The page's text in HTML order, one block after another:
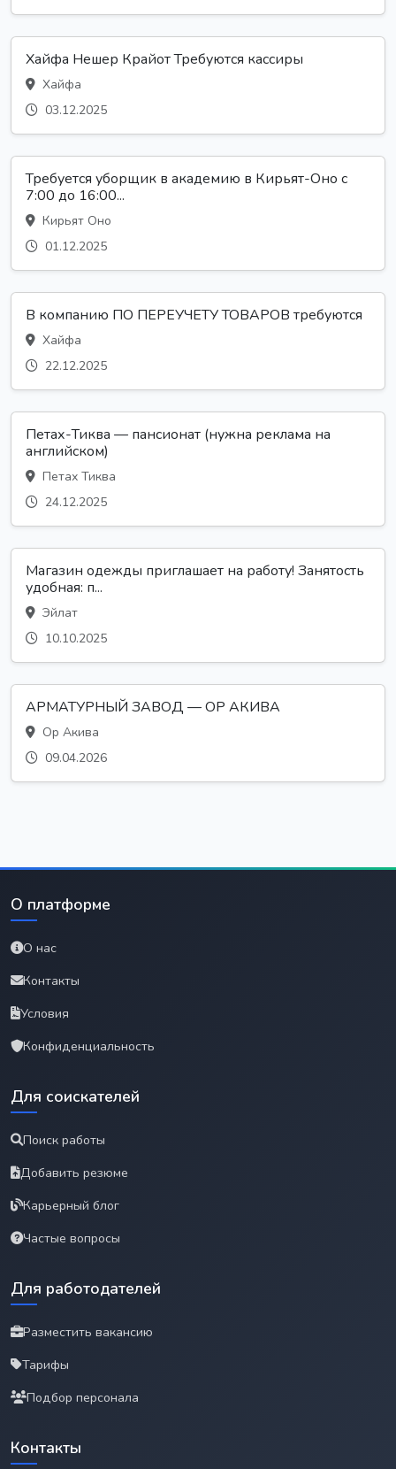
Хайфа Нешер Крайот Требуются кассиры
Хайфа
03.12.2025
Требуется уборщик в академию в Кирьят-Оно с
7:00 до 16:00...
Кирьят Оно
01.12.2025
В компанию ПО ПЕРЕУЧЕТУ ТОВАРОВ требуются
Хайфа
22.12.2025
Петах-Тиква — пансионат (нужна реклама на
английском)
Петах Тиква
24.12.2025
Магазин одежды приглашает на работу! Занятость
удобная: п...
Эйлат
10.10.2025
АРМАТУРНЫЙ ЗАВОД — ОР АКИВА
Ор Акива
09.04.2026
О платформе
О нас
Контакты
Условия
Конфиденциальность
Для соискателей
Поиск работы
Добавить резюме
Карьерный блог
Частые вопросы
Для работодателей
Разместить вакансию
Тарифы
Подбор персонала
Контакты